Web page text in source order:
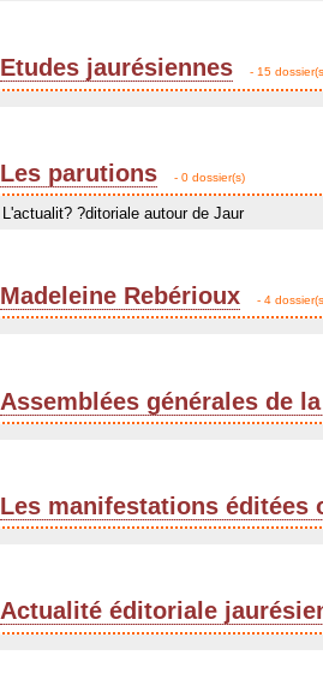
Etudes jaurésiennes - 15
Les parutions - 0 dossier(s)
L'actualit? ?ditoriale autour de Jaur
Madeleine Rebérioux - 4
Assemblées générales de
Les manifestations éditées
Actualité éditoriale